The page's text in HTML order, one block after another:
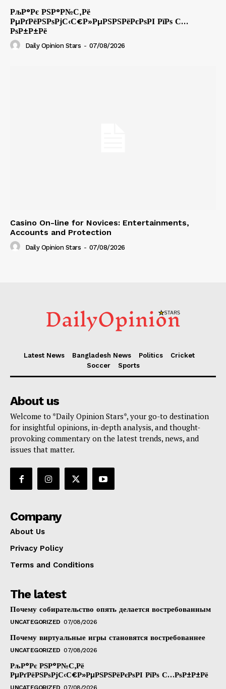
РљР°Рє РЅР°Р№С‚Рё
РµРґРёРЅРѕРјС‹С€Р»РµРЅРЅРёРєРѕРІ РїРѕ С…
РѕР±Р±Рё
Daily Opinion Stars - 07/08/2026
Casino On-line for Novices: Entertainments,
Accounts and Protection
Daily Opinion Stars - 07/08/2026
Latest News Bangladesh News Politics
Cricket
Soccer
Sports
About us
Welcome to *Daily Opinion Stars*, your go-to destination
for insightful opinions, in-depth analysis, and thought-
provoking commentary on the latest trends, news, and
issues that matter.
Company
About Us
Privacy Policy
Terms and Conditions
The latest
Почему собирательство опять делается востребованным
UNCATEGORIZED 07/08/2026
Почему виртуальные игры становятся востребованнее
UNCATEGORIZED 07/08/2026
РљР°Рє РЅР°Р№С‚Рё
РµРґРёРЅРѕРјС‹С€Р»РµРЅРЅРёРєРѕРІ РїРѕ С…РѕР±Р±Рё
UNCATEGORIZED 07/08/2026